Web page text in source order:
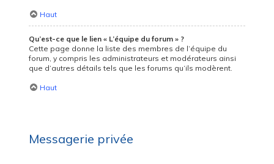
Haut
Qu’est-ce que le lien « L’équipe du forum » ?
Cette page donne la liste des membres de l’équipe du
forum, y compris les administrateurs et modérateurs ainsi
que d’autres détails tels que les forums qu’ils modèrent.
Haut
Messagerie privée